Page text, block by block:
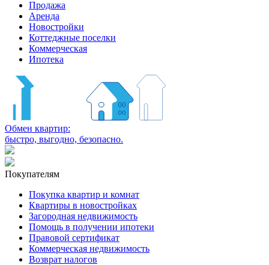
Продажа
Аренда
Новостройки
Коттеджные поселки
Коммерческая
Ипотека
Обмен квартир:
быстро, выгодно, безопасно.
Покупателям
Покупка квартир и комнат
Квартиры в новостройках
Загородная недвижимость
Помощь в получении ипотеки
Правовой сертификат
Коммерческая недвижимость
Возврат налогов